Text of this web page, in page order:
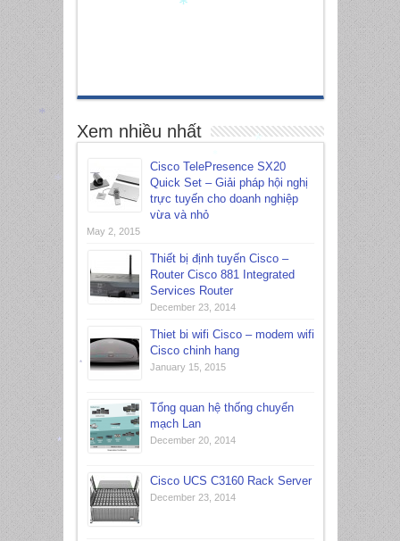
Xem nhiều nhất
Cisco TelePresence SX20
Quick Set – Giải pháp hội nghị
trực tuyến cho doanh nghiệp
vừa và nhỏ
May 2, 2015
Thiết bị định tuyến Cisco –
Router Cisco 881 Integrated
Services Router
December 23, 2014
Thiet bi wifi Cisco – modem wifi
Cisco chinh hang
January 15, 2015
Tổng quan hệ thống chuyển
mạch Lan
December 20, 2014
Cisco UCS C3160 Rack Server
December 23, 2014
*
*
*
*
*